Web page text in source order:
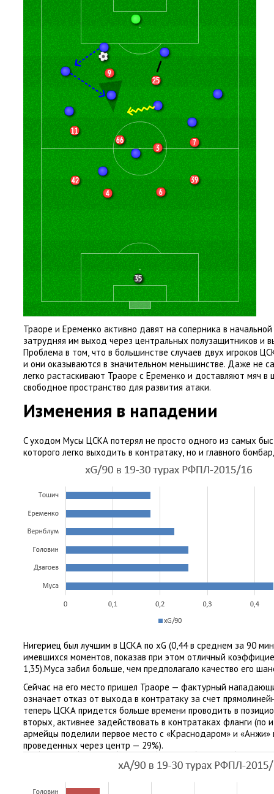
Траоре и Еременко активно давят на соперника в
затрудняя им выход через центральных полузащитников и
Проблема в том, что в большинстве случаев двух игроков
и они оказываются в значительном меньшинстве. Даже не
легко растаскивают Траоре с Еременко и доставляют мяч в
свободное пространство для развития атаки.
Изменения в нападении
C уходом Мусы ЦСКА потерял не просто одного из самых
которого легко выходить в контратаку, но и главного
Нигериец был лучшим в ЦСКА по xG (0,44 в среднем за 90
имевшихся моментов, показав при этом отличный
1,35).Муса забил больше, чем предполагало качество его
Сейчас на его место пришел Траоре — фактурный
означает отказ от выхода в контратаку за счет
теперь ЦСКА придется больше времени проводить в
вторых, активнее задействовать в контратаках фланги (по
армейцы поделили первое место с «Краснодаром» и «Анжи»
проведенных через центр — 29%).